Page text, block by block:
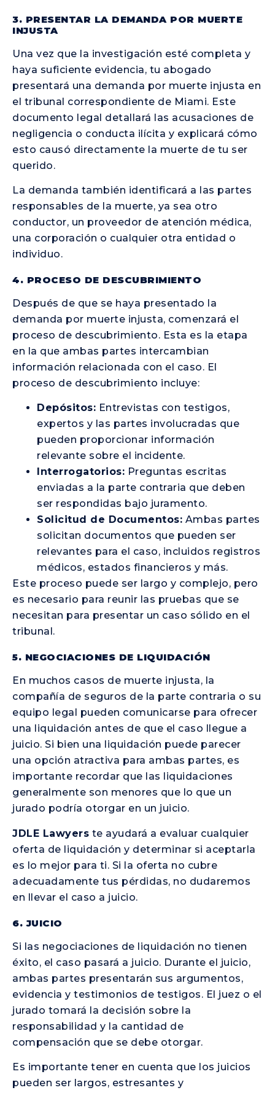
3. PRESENTAR LA DEMANDA POR MUERTE
INJUSTA
Una vez que la investigación esté completa y
haya suficiente evidencia, tu abogado
presentará una demanda por muerte injusta en
el tribunal correspondiente de Miami. Este
documento legal detallará las acusaciones de
negligencia o conducta ilícita y explicará cómo
esto causó directamente la muerte de tu ser
querido.
La demanda también identificará a las partes
responsables de la muerte, ya sea otro
conductor, un proveedor de atención médica,
una corporación o cualquier otra entidad o
individuo.
4. PROCESO DE DESCUBRIMIENTO
Después de que se haya presentado la
demanda por muerte injusta, comenzará el
proceso de descubrimiento. Esta es la etapa
en la que ambas partes intercambian
información relacionada con el caso. El
proceso de descubrimiento incluye:
Depósitos: Entrevistas con testigos,
expertos y las partes involucradas que
pueden proporcionar información
relevante sobre el incidente.
Interrogatorios: Preguntas escritas
enviadas a la parte contraria que deben
ser respondidas bajo juramento.
Solicitud de Documentos: Ambas partes
solicitan documentos que pueden ser
relevantes para el caso, incluidos registros
médicos, estados financieros y más.
Este proceso puede ser largo y complejo, pero
es necesario para reunir las pruebas que se
necesitan para presentar un caso sólido en el
tribunal.
5. NEGOCIACIONES DE LIQUIDACIÓN
En muchos casos de muerte injusta, la
compañía de seguros de la parte contraria o su
equipo legal pueden comunicarse para ofrecer
una liquidación antes de que el caso llegue a
juicio. Si bien una liquidación puede parecer
una opción atractiva para ambas partes, es
importante recordar que las liquidaciones
generalmente son menores que lo que un
jurado podría otorgar en un juicio.
JDLE Lawyers te ayudará a evaluar cualquier
oferta de liquidación y determinar si aceptarla
es lo mejor para ti. Si la oferta no cubre
adecuadamente tus pérdidas, no dudaremos
en llevar el caso a juicio.
6. JUICIO
Si las negociaciones de liquidación no tienen
éxito, el caso pasará a juicio. Durante el juicio,
ambas partes presentarán sus argumentos,
evidencia y testimonios de testigos. El juez o el
jurado tomará la decisión sobre la
responsabilidad y la cantidad de
compensación que se debe otorgar.
Es importante tener en cuenta que los juicios
pueden ser largos, estresantes y